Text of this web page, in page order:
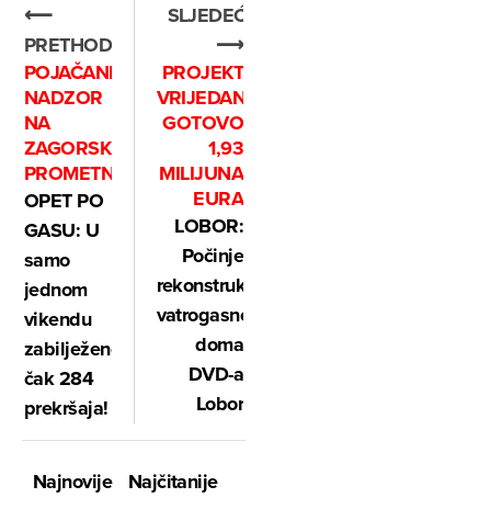
⟵
PRETHODNO
POJAČANI
NADZOR
NA
ZAGORSKIM
PROMETNICAMA
OPET PO
GASU: U
samo
jednom
vikendu
zabilježeno
čak 284
prekršaja!
SLJEDEĆE
⟶
PROJEKT
VRIJEDAN
GOTOVO
1,93
MILIJUNA
EURA
LOBOR:
Počinje
rekonstrukcija
vatrogasnog
doma
DVD-a
Lobor
Najnovije
Najčitanije